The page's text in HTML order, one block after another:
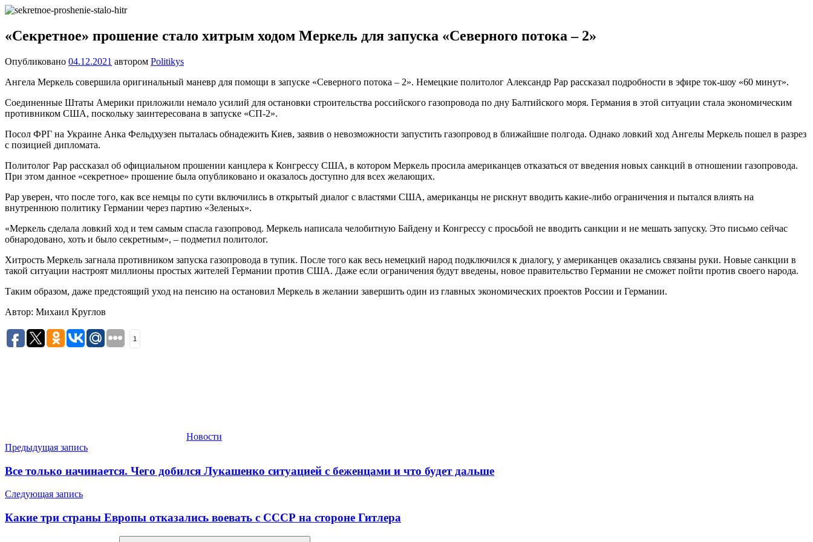
Перейти
содержимому
один
сайт
WordPress
«Секретное» прошение стало хитрым ходом Меркель для запуска «Северного потока – 2»
Опубликовано 04.12.2021 автором Politikys
Ангела Меркель совершила оригинальный маневр для помощи в запуске «Северного потока – 2». Немецкие политолог Александр Рар рассказал подробности в эфире ток-шоу «60 минут».
Соединенные Штаты Америки приложили немало усилий для остановки строительства российского газопровода по дну Балтийского моря. Германия в этой ситуации стала экономическим
противником США, поскольку заинтересована в запуске «СП-2».
Посол ФРГ на Украине Анка Фельдхузен пыталась обнадежить Киев, заявив о невозможности запустить газопровод в ближайшие полгода. Однако ловкий ход Ангелы Меркель пошел в разрез
с позицией дипломата.
Политолог Рар рассказал об официальном прошении канцлера к Конгрессу США, в котором Меркель просила американцев отказаться от введения новых санкций в отношении газопровода.
При этом данное «секретное» прошение была опубликовано и оказалось доступно для всех желающих.
Рар уверен, что после того, как все немцы по сути включились в открытый диалог с властями США, американцы не рискнут вводить какие-либо ограничения и пытался влиять на
внутреннюю политику Германии через партию «Зеленых».
«Меркель сделала ловкий ход и тем самым спасла газопровод. Меркель написала челобитную Байдену и Конгрессу с просьбой не вводить санкции и не мешать запуску. Это письмо сейчас
обнародовано, хоть и было секретным», – подметил политолог.
Хитрость Меркель загнала противником запуска газопровода в тупик. После того как весь немецкий народ подключился к диалогу, у американцев оказались связаны руки. Новые санкции в
такой ситуации настроят миллионы простых жителей Германии против США. Даже если ограничения будут введены, новое правительство Германии не сможет пойти против своего народа.
Таким образом, даже предстоящий уход на пенсию на остановил Меркель в желании завершить один из главных экономических проектов России и Германии.
Автор: Михаил Круглов
1
Новости
Навигация
по
Предыдущая запись
Все только начинается. Чего добился Лукашенко ситуацией с беженцами и что будет дальше
Следующая запись
Какие три страны Европы отказались воевать с СССР на стороне Гитлера